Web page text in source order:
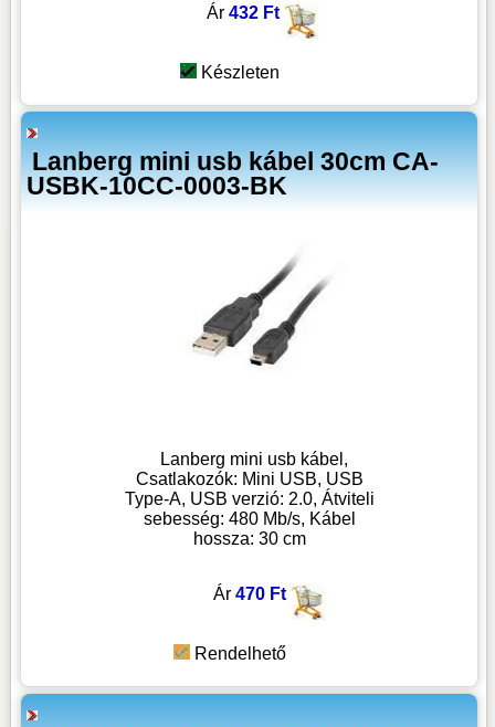
Ár 432 Ft
Készleten
Lanberg mini usb kábel 30cm CA-
USBK-10CC-0003-BK
Lanberg mini usb kábel,
Csatlakozók: Mini USB, USB
Type-A, USB verzió: 2.0, Átviteli
sebesség: 480 Mb/s, Kábel
hossza: 30 cm
Ár 470 Ft
Rendelhető